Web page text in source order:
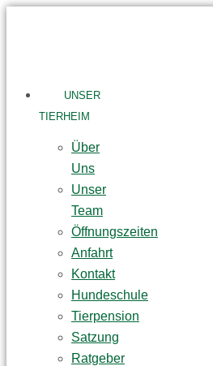
UNSER
TIERHEIM
Über
Uns
Unser
Team
Öffnungszeiten
Anfahrt
Kontakt
Hundeschule
Tierpension
Satzung
Ratgeber